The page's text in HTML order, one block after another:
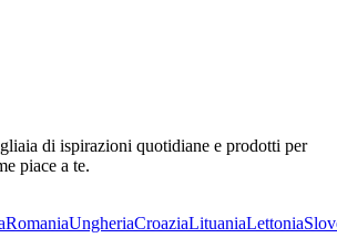
di ispirazioni quotidiane e prodotti per
piace a te.
RomaniaUngheriaCroaziaLituaniaLettonia